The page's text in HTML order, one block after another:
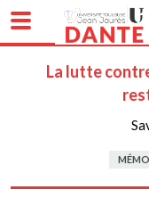
La lutte